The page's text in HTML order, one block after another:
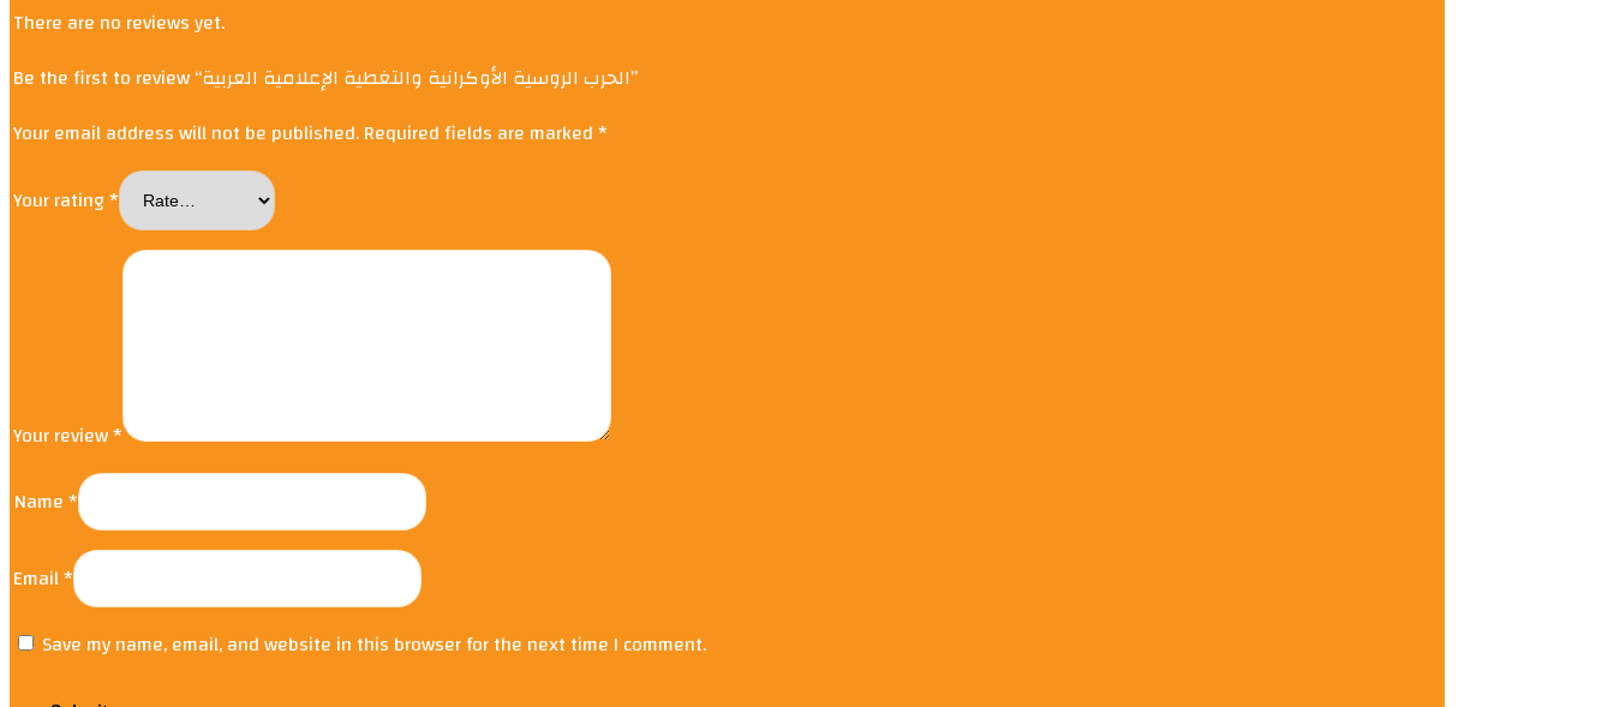
There are no reviews yet.
Be the first to review “الحرب الروسية الأوكرانية والتغطية الإعلامية العربية”
Your email address will not be published.Required fields are marked*
Your rating*
Your review*
Name*
Email*
Save my name, email, and website in this browser for the next time I comment.